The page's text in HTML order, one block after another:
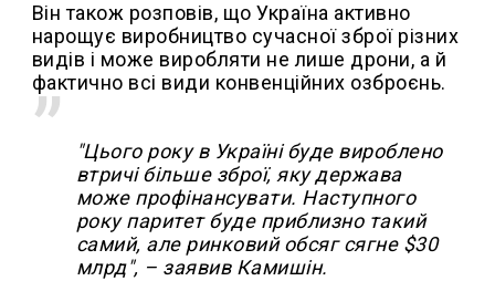
Він також розповів, що Україна активно
нарощує виробництво сучасної зброї різних
видів і може виробляти не лише дрони, а й
фактично всі види конвенційних озброєнь.
"Цього року в Україні буде вироблено
втричі більше зброї, яку держава
може профінансувати. Наступного
року паритет буде приблизно такий
самий, але ринковий обсяг сягне $30
млрд", – заявив Камишін.